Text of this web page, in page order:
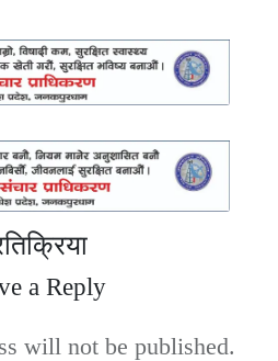
a Reply
will not be published.